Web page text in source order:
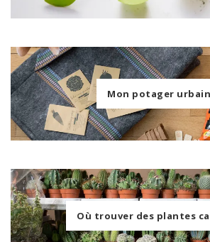
Mon potager urbain
Où trouver des plantes